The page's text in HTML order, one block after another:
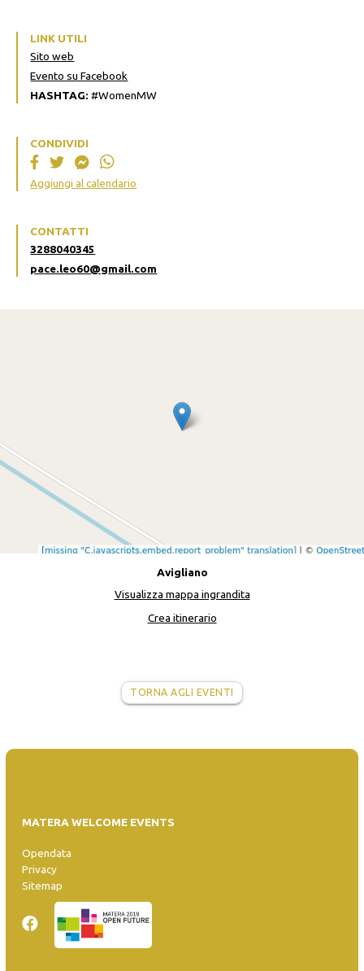
LINK UTILI
Sito web
Evento su Facebook
HASHTAG: #WomenMW
CONDIVIDI
Aggiungi al calendario
CONTATTI
3288040345
pace.leo60@gmail.com
Avigliano
Visualizza mappa ingrandita
Crea itinerario
TORNA AGLI EVENTI
MATERA WELCOME EVENTS
Opendata
Privacy
Sitemap